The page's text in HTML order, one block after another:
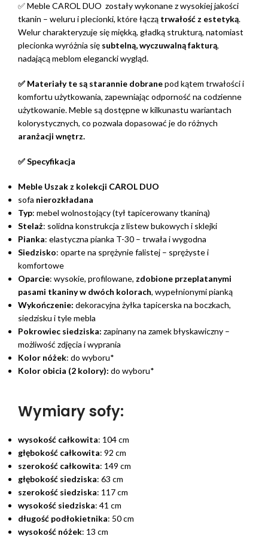
✅ Meble CAROL DUO zostały wykonane z wysokiej jakości
tkanin – weluru i plecionki, które łączą trwałość z estetyką.
Welur charakteryzuje się miękką, gładką strukturą, natomiast
plecionka wyróżnia się subtelną,wyczuwalną fakturą,
nadającą meblom elegancki wygląd.
✅ Materiały te są starannie dobranepod kątem trwałości i
komfortu użytkowania, zapewniając odporność na codzienne
użytkowanie. Meble są dostępne w kilkunastu wariantach
kolorystycznych, co pozwala dopasować je do różnych
aranżacji wnętrz.
✅ Specyfikacja
Meble Uszak z kolekcji CAROL DUO
sofa nierozkładana
Typ: mebel wolnostojący (tył tapicerowany tkaniną)
Stelaż: solidna konstrukcja z listew bukowych i sklejki
Pianka: elastyczna pianka T-30 – trwała i wygodna
Siedzisko: oparte na sprężynie falistej – sprężyste i
komfortowe
Oparcie: wysokie, profilowane, zdobione przeplatanymi
pasami tkaniny w dwóch kolorach, wypełnionymi pianką
Wykończenie: dekoracyjna żyłka tapicerska na boczkach,
siedzisku i tyle mebla
Pokrowiec siedziska: zapinany na zamek błyskawiczny –
możliwość zdjęcia i wyprania
Kolor nóżek: do wyboru*
Kolor obicia (2 kolory): do wyboru*
Wymiary sofy:
wysokość całkowita: 104 cm
głębokość całkowita: 92 cm
szerokość całkowita: 149 cm
głębokość siedziska: 63 cm
szerokość siedziska: 117 cm
wysokość siedziska: 41 cm
długość podłokietnika: 50 cm
wysokość nóżek: 13 cm